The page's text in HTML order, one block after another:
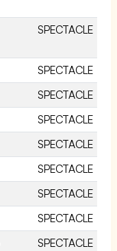
SPECTACLE
SPECTACLE
SPECTACLE
SPECTACLE
SPECTACLE
SPECTACLE
SPECTACLE
SPECTACLE
SPECTACLE